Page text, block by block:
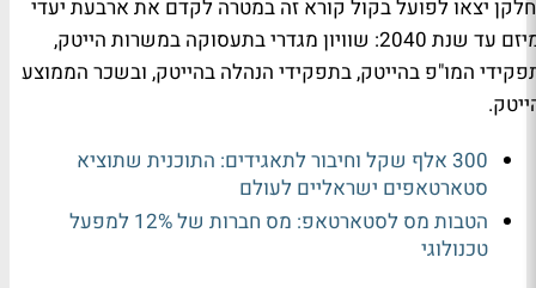
יצאו לפועל בקול קורא זה במטרה לקדם את ארבעת יעדי
המיזם עד שנת 2040: שוויון מגדרי בתעסוקה במשרות הייטק,
המו"פ בהייטק, בתפקידי הנהלה בהייטק, ובשכר הממוצע
300 אלף שקל וחיבור לתאגידים: התוכנית שתוציא
סטארטאפים ישראליים לעולם
הטבות מס לסטארטאפ: מס חברות של 12% למפעל
טכנולוגי